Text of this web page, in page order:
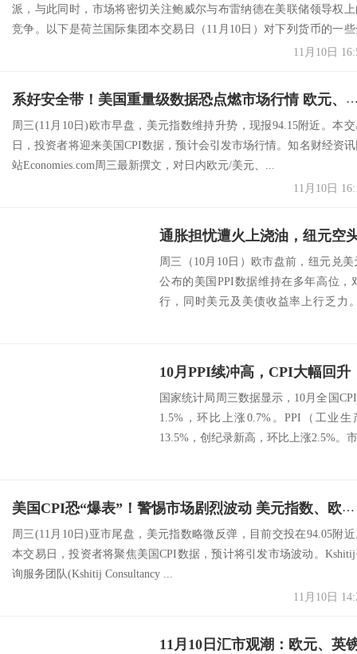
派，与此同时，市场将密切关注鲍威尔与布雷纳德在美联储领导权
竞争。以下是荷兰国际集团本交易日（11月10日）对下列货币的一
11月10日
系好安全带！美国重量级数据恐点燃市场行情 欧元、英镑
周三(11月10日)欧市早盘，美元指数维持升势，现报94.15附近。本
日，投资者将迎来美国CPI数据，预计会引发市场行情。知名财经资
站Economies.com周三最新撰文，对日内欧元/美元、...
11月10日
通胀担忧遭火上浇油，纽元空
周三（10月10日）欧市盘前，纽元兑
公布的美国PPI数据维持在多年高位
行，同时美元及美债收益率上行乏力
10月PPI续冲高，CPI大幅回
国家统计局周三数据显示，10月全国
1.5%，环比上涨0.7%。PPI（工业
13.5%，创纪录新高，环比上涨2.5%。
美国CPI恐“爆表”！警惕市场剧烈波动 美元指数、欧元、英镑、日元、澳元和人民币最新技术前景分析
周三(11月10日)亚市尾盘，美元指数略微反弹，目前交投在94.05附
本交易日，投资者将聚焦美国CPI数据，预计将引发市场波动。
询服务团队(Kshitij Consultancy ...
11月10日
11月10日汇市观潮：欧元、英